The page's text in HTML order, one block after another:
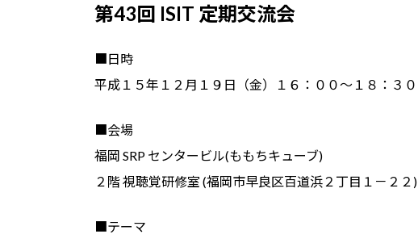
第43回 ISIT 定期交流会
■日時
平成１５年１２月１９日（金）１６：００～１８：３０
■会場
福岡 SRP センタービル(ももちキューブ)
２階 視聴覚研修室 (福岡市早良区百道浜２丁目１－２２)
■テーマ